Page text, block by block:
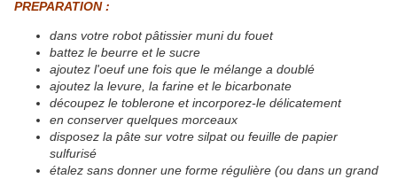
PREPARATION :
dans votre robot pâtissier muni du fouet
battez le beurre et le sucre
ajoutez l'oeuf une fois que le mélange a doublé
ajoutez la levure, la farine et le bicarbonate
découpez le toblerone et incorporez-le délicatement
en conserver quelques morceaux
disposez la pâte sur votre silpat ou feuille de papier
sulfurisé
étalez sans donner une forme régulière (ou dans un grand